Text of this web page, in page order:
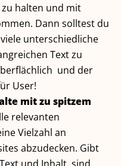
halten und mit
Dann solltest du
unterschiedliche
Text zu
und der
User!
mit zu spitzem
relevanten
Vielzahl an
abzudecken. Gibt